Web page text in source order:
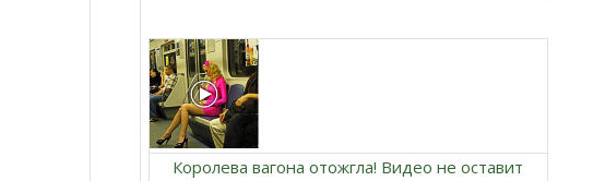
Королева вагона отожгла! Видео не оставит